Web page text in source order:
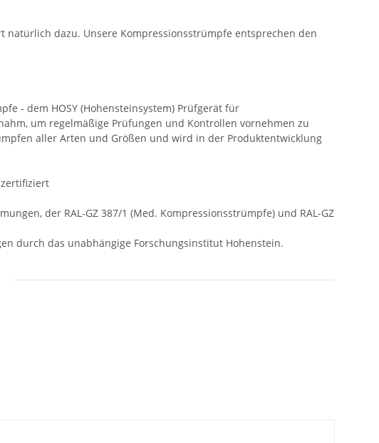
dazu. Unsere Kompressionsstrümpfe entsprechen den
- dem HOSY (Hohensteinsystem) Prüfgerät für
um regelmäßige Prüfungen und Kontrollen vornehmen zu
aller Arten und Größen und wird in der Produktentwicklung
der RAL-GZ 387/1 (Med. Kompressionsstrümpfe) und RAL-GZ
durch das unabhängige Forschungsinstitut Hohenstein.